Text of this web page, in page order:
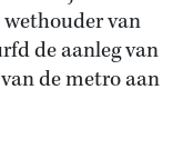
wethouder van
de aanleg van
de metro aan